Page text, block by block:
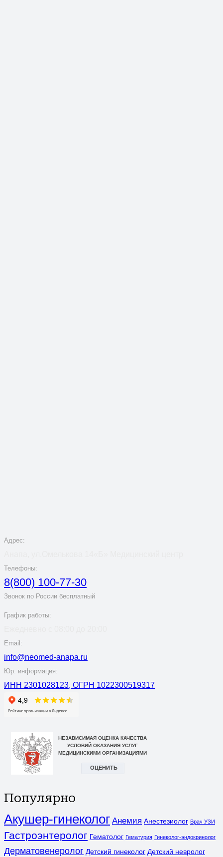
Адрес:
Телефоны:
8(800) 100-77-30
Звонок по России бесплатный
График работы:
Email:
info@neomed-anapa.ru
Юр. информация:
ИНН 2301028123, ОГРН 1022300519317
Популярно
Акушер-гинеколог Анемия Анестезиолог Врач УЗИ
Гастроэнтеролог Гематолог Гематурия Гинеколог-эндокринолог
Дерматовенеролог Детский гинеколог Детский невролог